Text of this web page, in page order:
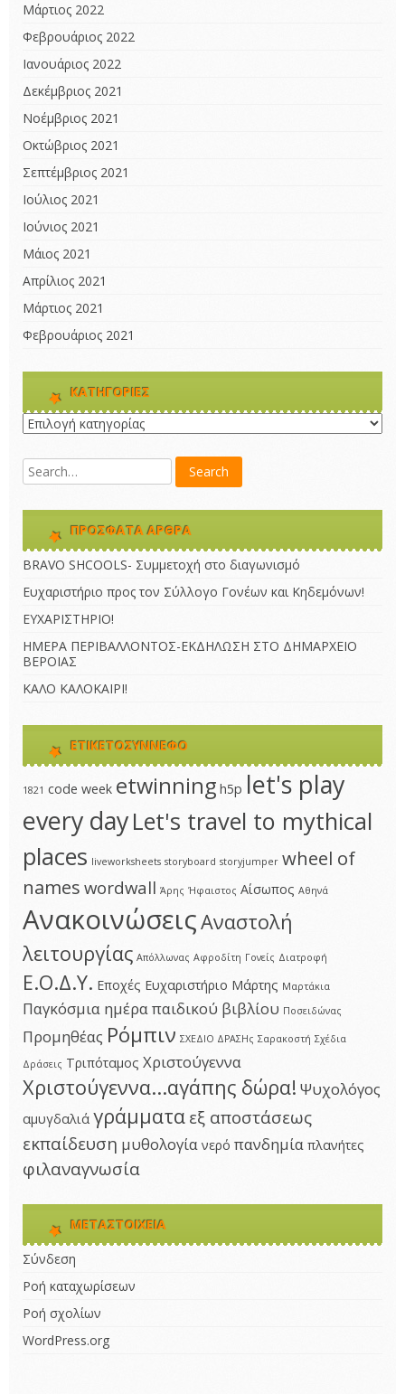
Μάρτιος 2022
Φεβρουάριος 2022
Ιανουάριος 2022
Δεκέμβριος 2021
Νοέμβριος 2021
Οκτώβριος 2021
Σεπτέμβριος 2021
Ιούλιος 2021
Ιούνιος 2021
Μάιος 2021
Απρίλιος 2021
Μάρτιος 2021
Φεβρουάριος 2021
KΑΤΗΓΟΡΊΕΣ
Kατηγορίες
ΠΡΌΣΦΑΤΑ ΆΡΘΡΑ
BRAVO SHCOOLS- Συμμετοχή στο διαγωνισμό
Ευχαριστήριο προς τον Σύλλογο Γονέων και Κηδεμόνων!
ΕΥΧΑΡΙΣΤΗΡΙΟ!
ΗΜΕΡΑ ΠΕΡΙΒΑΛΛΟΝΤΟΣ-ΕΚΔΗΛΩΣΗ ΣΤΟ ΔΗΜΑΡΧΕΙΟ
ΒΕΡΟΙΑΣ
ΚΑΛΟ ΚΑΛΟΚΑΙΡΙ!
ΕΤΙΚΕΤΟΣΎΝΝΕΦΟ
1821 code week etwinning h5p let's play
every dayLet's travel to mythical
places liveworksheets storyboard storyjumper wheel of
names wordwall Άρης Ήφαιστος Αίσωπος Αθηνά
ΑνακοινώσειςΑναστολή
λειτουργίας Απόλλωνας Αφροδίτη Γονείς Διατροφή
Ε.Ο.Δ.Υ. Εποχές Ευχαριστήριο Μάρτης Μαρτάκια
Παγκόσμια ημέρα παιδικού βιβλίου Ποσειδώνας
Προμηθέας Ρόμπιν ΣΧΕΔΙΟ ΔΡΑΣΗς Σαρακοστή Σχέδια
Δράσεις Τριπόταμος Χριστούγεννα
Χριστούγεννα...αγάπης δώρα! Ψυχολόγος
αμυγδαλιά γράμματα εξ αποστάσεως
εκπαίδευση μυθολογία νερό πανδημία πλανήτες
φιλαναγνωσία
ΜΕΤΑΣΤΟΙΧΕΊΑ
Σύνδεση
Ροή καταχωρίσεων
Ροή σχολίων
WordPress.org